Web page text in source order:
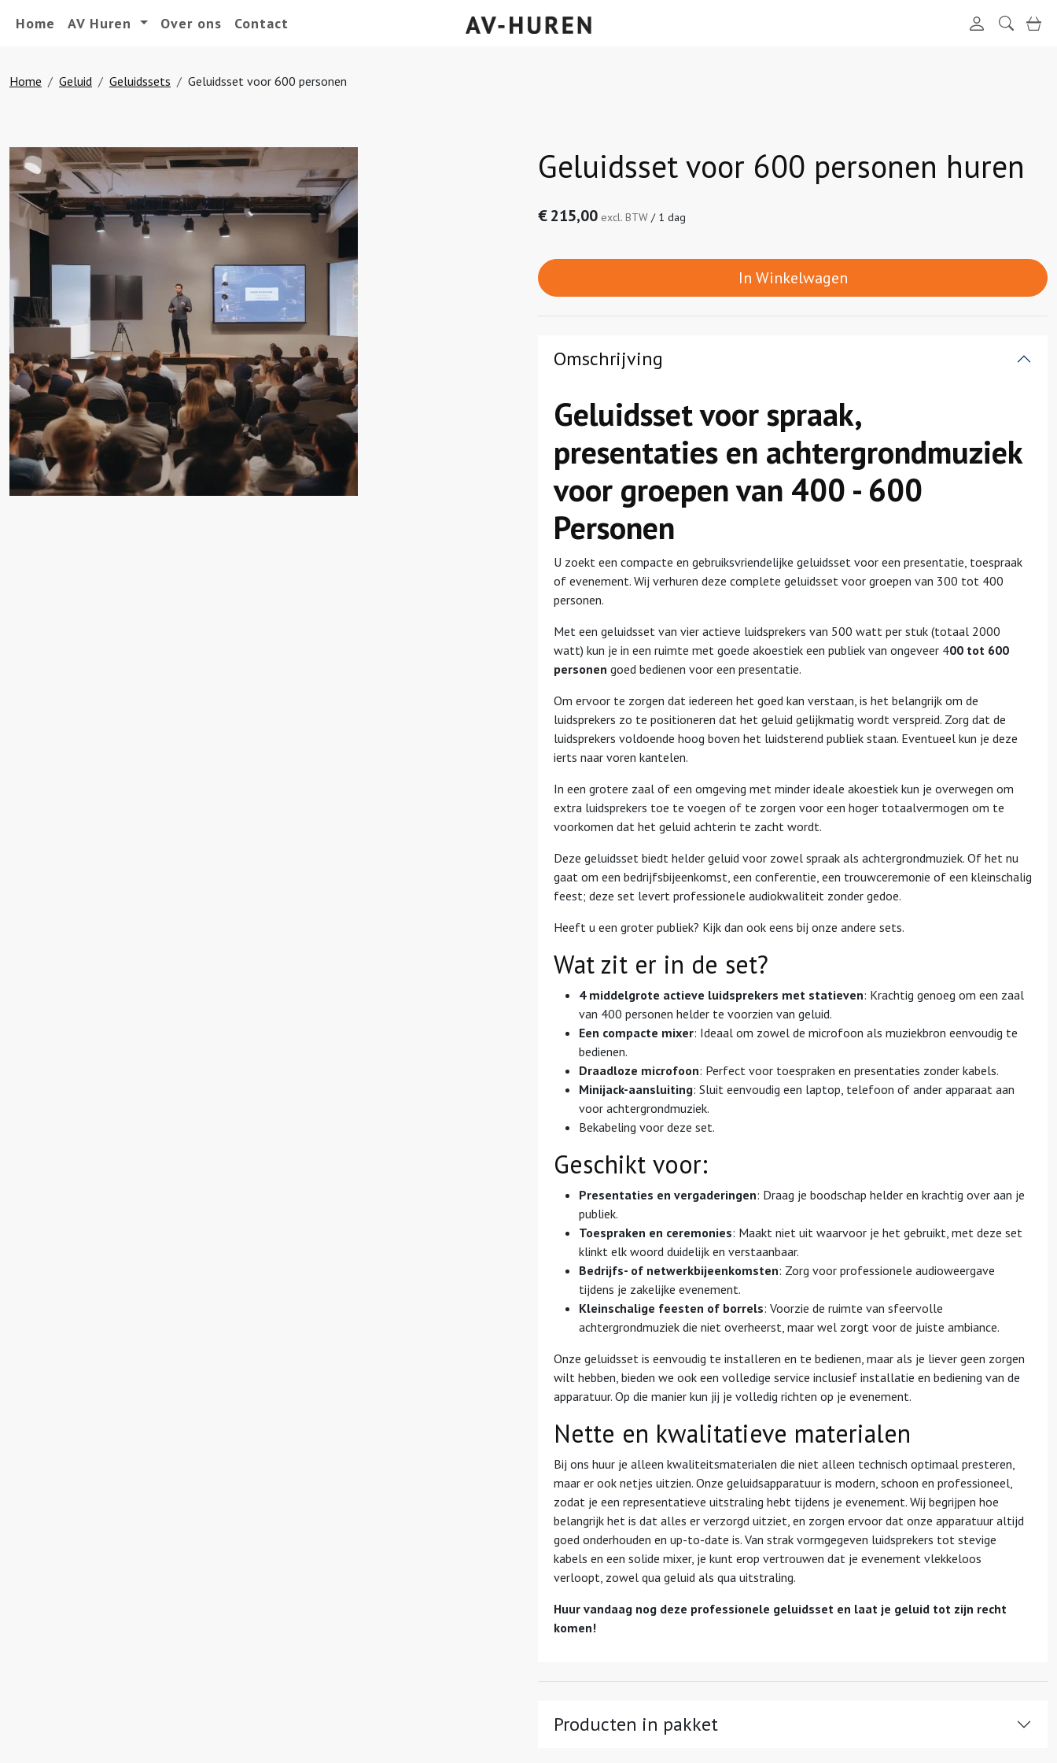
Home AV Huren Over ons Contact loginzoeken
Home Geluid Geluidssets Geluidsset voor 600 personen
Geluidsset voor 600 personen huren
€215,00 excl. BTW /1 dag
In Winkelwagen
Omschrijving
Geluidsset voor spraak,
presentaties en achtergrondmuziek
voor groepen van 400 - 600
Personen
U zoekt een compacte en gebruiksvriendelijke geluidsset voor een presentatie, toespraak
of evenement. Wij verhuren deze complete geluidsset voor groepen van 300 tot 400
personen.
Met een geluidsset van vier actieve luidsprekers van 500 watt per stuk (totaal 2000
watt) kun je in een ruimte met goede akoestiek een publiek van ongeveer 400 tot 600
personen goed bedienen voor een presentatie.
Om ervoor te zorgen dat iedereen het goed kan verstaan, is het belangrijk om de
luidsprekers zo te positioneren dat het geluid gelijkmatig wordt verspreid. Zorg dat de
luidsprekers voldoende hoog boven het luidsterend publiek staan. Eventueel kun je deze
ierts naar voren kantelen.
In een grotere zaal of een omgeving met minder ideale akoestiek kun je overwegen om
extra luidsprekers toe te voegen of te zorgen voor een hoger totaalvermogen om te
voorkomen dat het geluid achterin te zacht wordt.
Deze geluidsset biedt helder geluid voor zowel spraak als achtergrondmuziek. Of het nu
gaat om een bedrijfsbijeenkomst, een conferentie, een trouwceremonie of een kleinschalig
feest; deze set levert professionele audiokwaliteit zonder gedoe.
Heeft u een groter publiek? Kijk dan ook eens bij onze andere sets.
Wat zit er in de set?
4 middelgrote actieve luidsprekers met statieven: Krachtig genoeg om een zaal
van 400 personen helder te voorzien van geluid.
Een compacte mixer: Ideaal om zowel de microfoon als muziekbron eenvoudig te
bedienen.
Draadloze microfoon: Perfect voor toespraken en presentaties zonder kabels.
Minijack-aansluiting: Sluit eenvoudig een laptop, telefoon of ander apparaat aan
voor achtergrondmuziek.
Bekabeling voor deze set.
Geschikt voor:
Presentaties en vergaderingen: Draag je boodschap helder en krachtig over aan je
publiek.
Toespraken en ceremonies: Maakt niet uit waarvoor je het gebruikt, met deze set
klinkt elk woord duidelijk en verstaanbaar.
Bedrijfs- of netwerkbijeenkomsten: Zorg voor professionele audioweergave
tijdens je zakelijke evenement.
Kleinschalige feesten of borrels: Voorzie de ruimte van sfeervolle
achtergrondmuziek die niet overheerst, maar wel zorgt voor de juiste ambiance.
Onze geluidsset is eenvoudig te installeren en te bedienen, maar als je liever geen zorgen
wilt hebben, bieden we ook een volledige service inclusief installatie en bediening van de
apparatuur. Op die manier kun jij je volledig richten op je evenement.
Nette en kwalitatieve materialen
Bij ons huur je alleen kwaliteitsmaterialen die niet alleen technisch optimaal presteren,
maar er ook netjes uitzien. Onze geluidsapparatuur is modern, schoon en professioneel,
zodat je een representatieve uitstraling hebt tijdens je evenement. Wij begrijpen hoe
belangrijk het is dat alles er verzorgd uitziet, en zorgen ervoor dat onze apparatuur altijd
goed onderhouden en up-to-date is. Van strak vormgegeven luidsprekers tot stevige
kabels en een solide mixer, je kunt erop vertrouwen dat je evenement vlekkeloos
verloopt, zowel qua geluid als qua uitstraling.
Huur vandaag nog deze professionele geluidsset en laat je geluid tot zijn recht
komen!
Producten in pakket